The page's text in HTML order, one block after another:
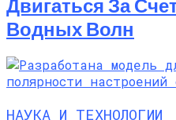
Двигаться За
Водных Волн
НАУКА И ТЕХНОЛОГИИ